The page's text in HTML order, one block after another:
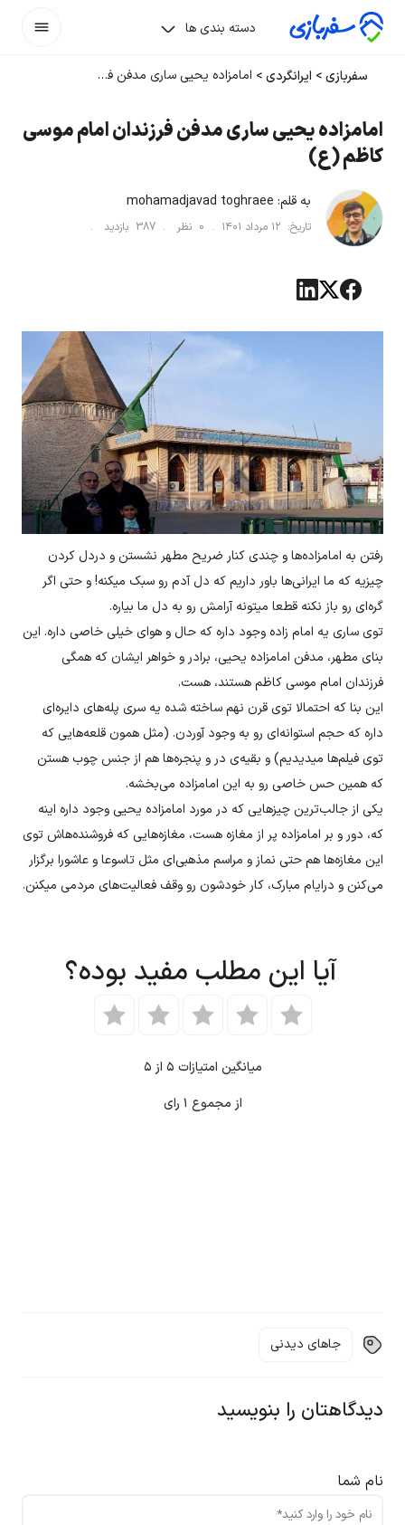
دسته بندی ها
سفربازی> ایرانگردی> امامزاده یحیی ساری مدفن فرزندان امام موسی کاظم (ع)
امامزاده یحیی ساری مدفن فرزندان امام موسی
کاظم (ع)
به قلم: mohamadjavad toghraee
تاریخ: ۱۲ مرداد ۱۴۰۱ .
0 نظر . 387 بازدید .
رفتن به امامزاده‌ها و چندی کنار ضریح مطهر نشستن و دردل کردن
چیزیه که ما ایرانی‌ها باور داریم که دل آدم رو سبک میکنه! و حتی اگر
گره‌ای رو باز نکنه قطعا میتونه آرامش رو به دل ما بیاره.
توی ساری یه امام زاده وجود داره که حال و هوای خیلی خاصی داره. این
بنای مطهر، مدفن امامزاده یحیی، برادر و خواهر ایشان که همگی
فرزندان امام موسی کاظم هستند، هست.
این بنا که احتمالا توی قرن نهم ساخته شده یه سری پله‌های دایره‌ای
داره که حجم استوانه‌ای رو به وجود آوردن. (مثل همون قلعه‌هایی که
توی فیلم‌ها میدیدیم) و بقیه‌ی در و پنجره‌ها هم از جنس چوب هستن
که همین حس خاصی رو به این امامزاده می‌بخشه.
یکی از جالب‌ترین چیزهایی که در مورد امامزاده یحیی وجود داره اینه
که، دور و بر امامزاده پر از مغازه هست، مغازه‌هایی که فروشنده‌هاش توی
این مغازه‌ها هم حتی نماز و مراسم مذهبی‌ای مثل تاسوعا و عاشورا برگزار
می‌کنن و درایام مبارک، کار خودشون رو وقف فعالیت‌های مردمی میکنن.
آیا این مطلب مفید بوده؟
میانگین امتیازات ۵ از ۵
از مجموع ۱ رای
جاهای دیدنی
دیدگاهتان را بنویسید
نام شما